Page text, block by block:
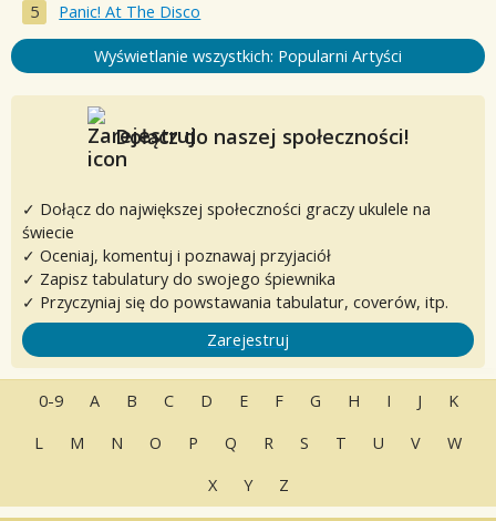
Panic! At The Disco
Wyświetlanie wszystkich: Popularni Artyści
Dołącz do naszej społeczności!
✓ Dołącz do największej społeczności graczy ukulele na
świecie
✓ Oceniaj, komentuj i poznawaj przyjaciół
✓ Zapisz tabulatury do swojego śpiewnika
✓ Przyczyniaj się do powstawania tabulatur, coverów, itp.
Zarejestruj
0-9 A B C D E F G H I J
K
L
M N O P Q R S T U V
W
X
Y Z